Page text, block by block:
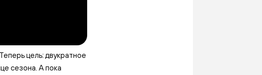
цель: двукратное
сезона. А пока